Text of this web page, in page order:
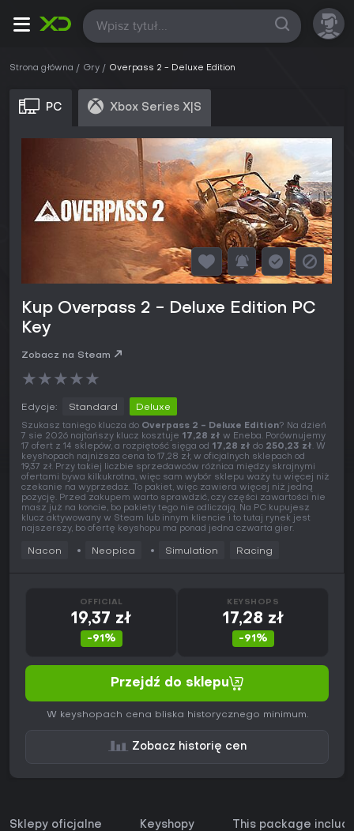
Wszystkie
Strona główna Gry Overpass 2 - Deluxe Edition
PC Xbox Series X|S
Kup Overpass 2 - Deluxe Edition PC
Key
Zobacz na Steam
★★★★★
Edycje: Standard Deluxe
Szukasz taniego klucza do Overpass 2 - Deluxe Edition? Na dzień
7 sie 2026 najtańszy klucz kosztuje 17,28 zł w Eneba. Porównujemy
17 ofert z 14 sklepów, a rozpiętość sięga od 17,28 zł do 250,23 zł. W
keyshopach najniższa cena to 17,28 zł, w oficjalnych sklepach od
19,37 zł. Przy takiej liczbie sprzedawców różnica między skrajnymi
ofertami bywa kilkukrotna, więc sam wybór sklepu waży tu więcej niż
czekanie na wyprzedaż. To pakiet, więc zawiera więcej niż jedną
pozycję. Przed zakupem warto sprawdzić, czy części zawartości nie
masz już na koncie, bo pakiety tego nie odliczają. Na PC kupujesz
klucz aktywowany w Steam lub innym kliencie i to tutaj rynek jest
najszerszy, bo ofertę keyshopu ma ponad jedna czwarta gier.
Nacon Neopica Simulation Racing
OFFICIAL
19,37 zł
-91%
KEYSHOPS
17,28 zł
-91%
Przejdź do sklepu
W keyshopach cena bliska historycznego minimum.
Zobacz historię cen
Sklepy oficjalne Keyshopy This package